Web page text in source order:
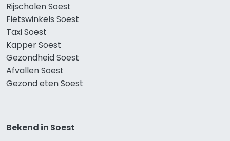
Rijscholen Soest
Fietswinkels Soest
Taxi Soest
Kapper Soest
Gezondheid Soest
Afvallen Soest
Gezond eten Soest
Bekend in Soest